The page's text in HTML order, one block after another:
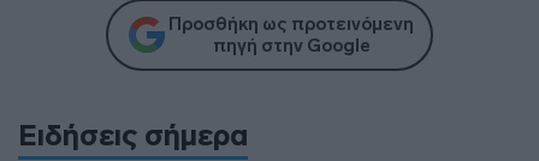
Προσθήκη ως προτεινόμενη
πηγή στην Google
Ειδήσεις σήμερα